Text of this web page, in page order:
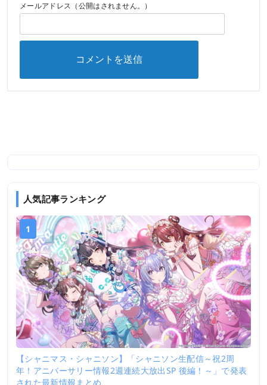
メールアドレス（公開はされません。）
人気記事ランキング
1
【シャニマス・シャニソン】「シャニソン生配信～祝2周
年！アニバーサリー情報2週連続大放出SP 後編！～」で発表
された最新情報まとめ